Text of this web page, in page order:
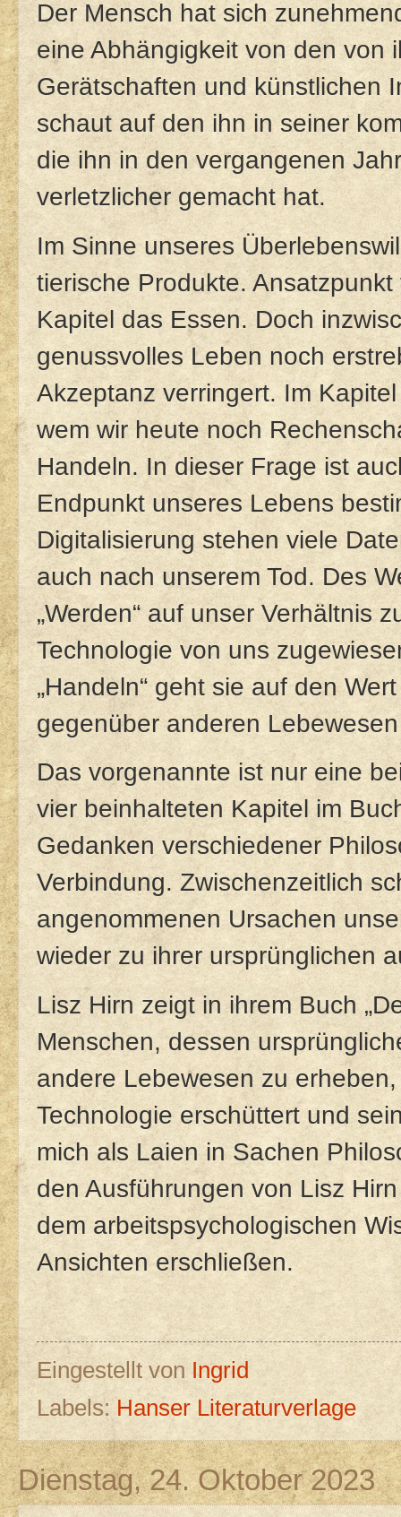
Der Mensch hat sich
eine Abhängigkeit von den von
Gerätschaften und künstlichen
schaut auf den ihn in seiner
die ihn in den vergangenen
verletzlicher gemacht hat.
Im Sinne unseres
tierische Produkte.
Kapitel das Essen. Doch
genussvolles Leben noch
Akzeptanz verringert. Im
wem wir heute noch
Handeln. In dieser Frage ist
Endpunkt unseres Lebens
Digitalisierung stehen viele
auch nach unserem Tod. Des
„Werden“ auf unser Verhältnis
Technologie von uns
„Handeln“ geht sie auf den
gegenüber anderen
Das vorgenannte ist nur eine
vier beinhalteten Kapitel im
Gedanken verschiedener
Verbindung. Zwischenzeitlich
angenommenen Ursachen
wieder zu ihrer ursprünglichen
Lisz Hirn zeigt in ihrem Buch
Menschen, dessen
andere Lebewesen zu
Technologie erschüttert und
mich als Laien in Sachen
den Ausführungen von Lisz
dem arbeitspsychologischen
Ansichten erschließen.
Eingestellt von Ingrid
Labels: Hanser Literaturverlage
Dienstag, 24. Oktober 2023